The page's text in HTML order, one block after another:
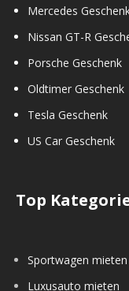
Mercedes
Nissan GT-R
Porsche Geschenk
Oldtimer Geschenk
Tesla Geschenk
US Car Geschenk
Top
Sportwagen mieten
Luxusauto mieten